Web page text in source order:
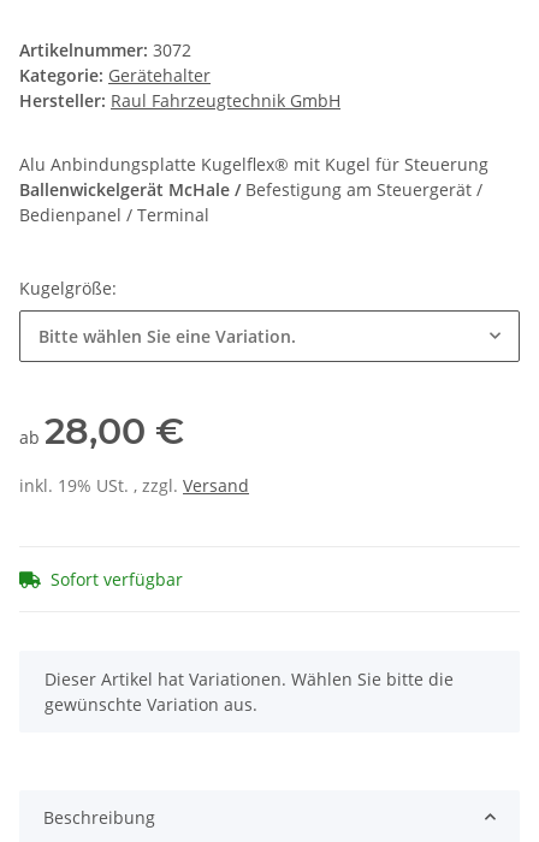
Artikelnummer: 3072
Kategorie: Gerätehalter
Hersteller: Raul Fahrzeugtechnik GmbH
Alu Anbindungsplatte Kugelflex® mit Kugel für Steuerung
Ballenwickelgerät McHale / Befestigung am Steuergerät /
Bedienpanel / Terminal
Kugelgröße:
Bitte wählen Sie eine Variation.
ab 28,00 €
inkl. 19% USt. , zzgl. Versand
Sofort verfügbar
x
Dieser Artikel hat Variationen. Wählen Sie bitte die
gewünschte Variation aus.
Beschreibung